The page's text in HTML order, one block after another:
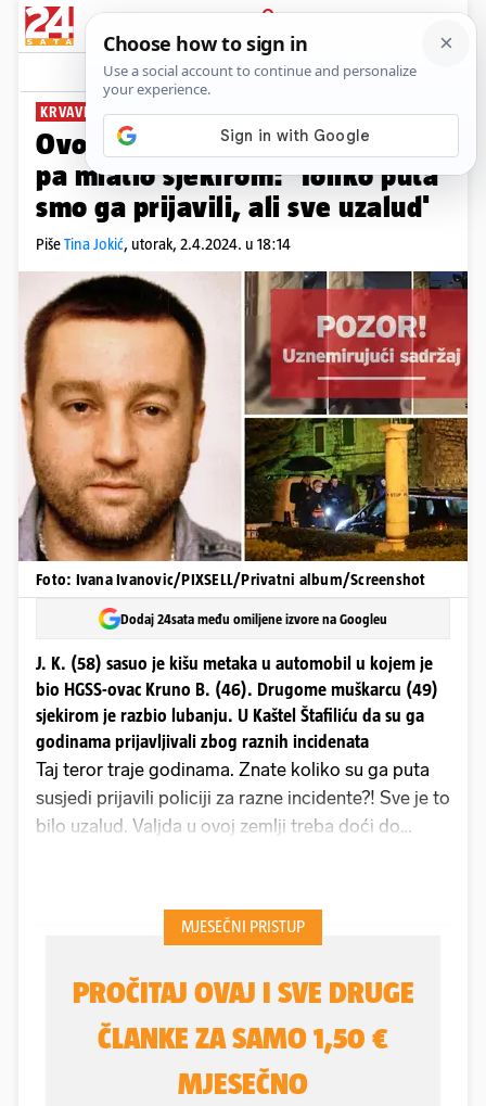
PRIJAVA
News Komentari
KRVAVI POHOD PLUS+
Ovo je muškarac koji je pucao
pa mlatio sjekirom: 'Toliko puta
smo ga prijavili, ali sve uzalud'
PišeTina Jokić, utorak, 2.4.2024. u 18:14
Foto: Ivana Ivanovic/PIXSELL/Privatni album/Screenshot
Dodaj 24sata među omiljene izvore na Googleu
J. K. (58) sasuo je kišu metaka u automobil u kojem je
bio HGSS-ovac Kruno B. (46). Drugome muškarcu (49)
sjekirom je razbio lubanju. U Kaštel Štafiliću da su ga
godinama prijavljivali zbog raznih incidenata
Taj teror traje godinama. Znate koliko su ga puta
susjedi prijavili policiji za razne incidente?! Sve je to
bilo uzalud. Valjda u ovoj zemlji treba doći do
Policija bi došla, s njim bi obavili razgovor, a nama
savjetovali da ga se klonimo. Ljudi su odustali od